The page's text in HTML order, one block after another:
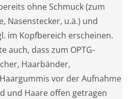
ohne Schmuck (zum
Nasenstecker, u.ä.) und
im Kopfbereich erscheinen.
auch, dass zum OPTG-
Haarbänder,
vor der Aufnahme
und Haare offen getragen